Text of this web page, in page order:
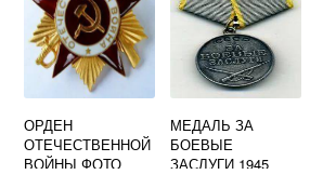
ОРДЕН
ОТЕЧЕСТВЕННОЙ
ВОЙНЫ ФОТО
МЕДАЛЬ ЗА
БОЕВЫЕ
ЗАСЛУГИ 1945